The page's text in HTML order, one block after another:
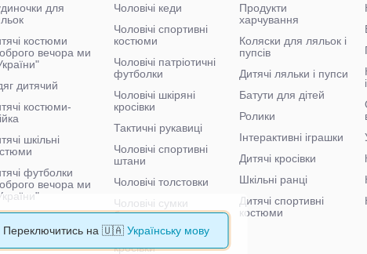
для
костюми
вечора ми
дитячий
костюми-
шкільні
футболки
вечора ми
спортивні
"Доброго
ми з України"
Чоловічі кеди
Чоловічі спортивні
костюми
Чоловічі патріотичні
футболки
Чоловічі шкіряні
кросівки
Тактичні рукавиці
Чоловічі спортивні
штани
Чоловічі толстовки
Чоловічі сумки
бананки
Чоловічі тактичні
кросівки
Продукти
харчування
Коляски для ляльок і
пупсів
Дитячі ляльки і пупси
Батути для дітей
Ролики
Інтерактивні іграшки
Дитячі кросівки
Шкільні ранці
Дитячі спортивні
костюми
Переключитись на 🇺🇦 Українську мову